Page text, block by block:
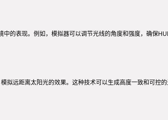
的表现。例如，模拟器可以调节光线的角度和强度，确保
远距离太阳光的效果。这种技术可以生成高度一致和可控